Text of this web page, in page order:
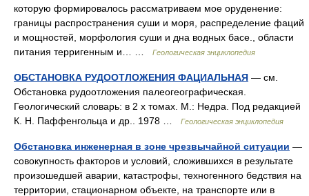
которую формировалось рассматриваем мое оруденение:
границы распространения суши и моря, распределение фаций
и мощностей, морфология суши и дна водных басе., области
питания терригенным и… …
Геологическая энциклопедия
ОБСТАНОВКА РУДООТЛОЖЕНИЯ ФАЦИАЛЬНАЯ — см.
Обстановка рудоотложения палеогеографическая.
Геологический словарь: в 2 х томах. М.: Недра. Под редакцией
К. Н. Паффенгольца и др.. 1978 …
Геологическая энциклопедия
Обстановка инженерная в зоне чрезвычайной ситуации —
совокупность факторов и условий, сложившихся в результате
произошедшей аварии, катастрофы, техногенного бедствия на
территории, стационарном объекте, на транспорте или в